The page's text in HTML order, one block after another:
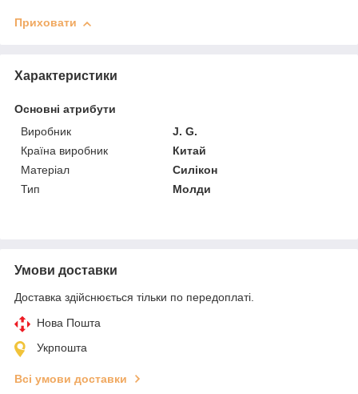
Приховати
Характеристики
Основні атрибути
Виробник
J. G.
Країна виробник
Китай
Матеріал
Силікон
Тип
Молди
Умови доставки
Доставка здійснюється тільки по передоплаті.
Нова Пошта
Укрпошта
Всі умови доставки